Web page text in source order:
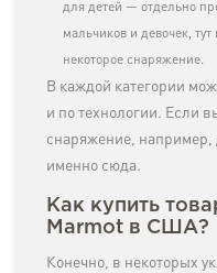
для детей — отдельно
мальчиков и девочек,
некоторое снаряжение.
В каждой категории
и по технологии. Если
снаряжение, например,
именно сюда.
Как купить
Marmot в США?
Конечно, в некоторых